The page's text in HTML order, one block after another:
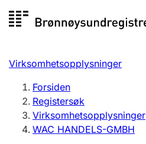
til
Registersøk
Aksjeselskap
Enkeltpersonforetak
Registrere, endre, slette
Virksomhetsopplysninger
Forsiden
Registersøk
Virksomhetsopplysninger
WAC HANDELS-GMBH